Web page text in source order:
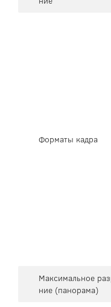
Форматы кадра
Максимальное
ние (панорама)